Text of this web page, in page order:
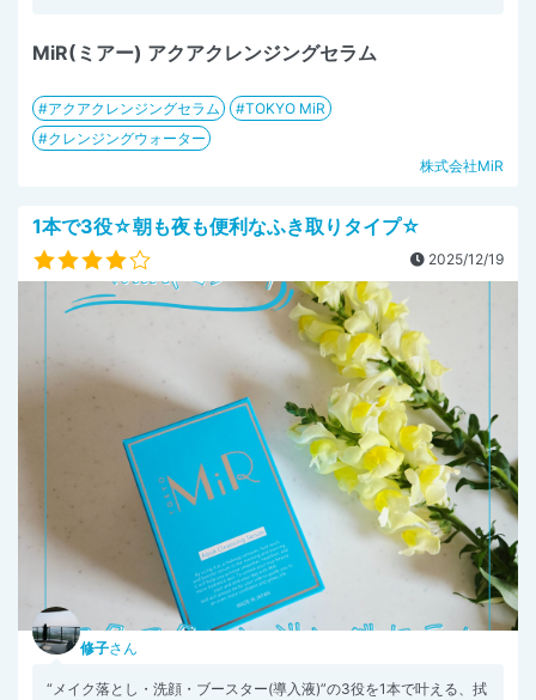
MiR(ミアー) アクアクレンジングセラム
アクアクレンジングセラム
TOKYO MiR
クレンジングウォーター
株式会社MiR
1本で3役☆朝も夜も便利なふき取りタイプ☆
2025/12/19
修子さん
“メイク落とし・洗顔・ブースター(導入液)”の3役を1本で叶える、拭